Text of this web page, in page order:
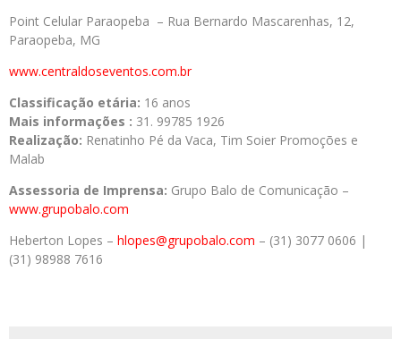
Point Celular Paraopeba – Rua Bernardo Mascarenhas, 12,
Paraopeba, MG
www.centraldoseventos.com.br
Classificação etária: 16 anos
Mais informações : 31. 99785 1926
Realização: Renatinho Pé da Vaca, Tim Soier Promoções e
Malab
Assessoria de Imprensa: Grupo Balo de Comunicação –
www.grupobalo.com
Heberton Lopes – hlopes@grupobalo.com – (31) 3077 0606 |
(31) 98988 7616